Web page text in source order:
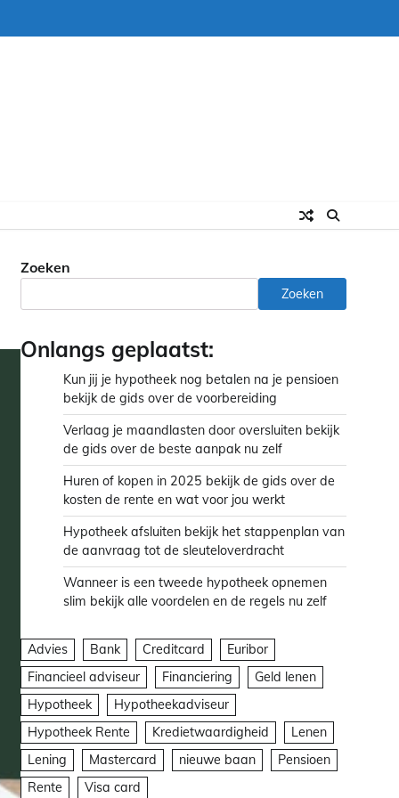
Zoeken
Zoeken
Onlangs geplaatst:
Kun jij je hypotheek nog betalen na je pensioen
bekijk de gids over de voorbereiding
Verlaag je maandlasten door oversluiten bekijk
de gids over de beste aanpak nu zelf
Huren of kopen in 2025 bekijk de gids over de
kosten de rente en wat voor jou werkt
Hypotheek afsluiten bekijk het stappenplan van
de aanvraag tot de sleuteloverdracht
Wanneer is een tweede hypotheek opnemen
slim bekijk alle voordelen en de regels nu zelf
Advies Bank Creditcard
Euribor
Financieel adviseur
Financiering
Geld lenen
Hypotheek
Hypotheekadviseur
Hypotheek Rente
Kredietwaardigheid
Lenen
Lening
Mastercard nieuwe baan
Pensioen
Rente
Visa card